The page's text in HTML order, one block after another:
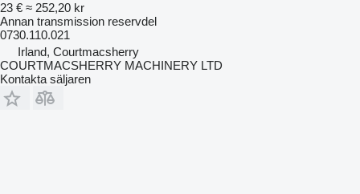
23 € ≈ 252,20 kr
Annan transmission reservdel
0730.110.021
Irland, Courtmacsherry
COURTMACSHERRY MACHINERY LTD
Kontakta säljaren